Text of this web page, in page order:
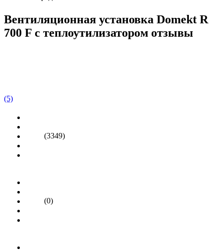
Вентиляционная установка Domekt R
700 F с теплоутилизатором отзывы
(5)
(3349)
(0)